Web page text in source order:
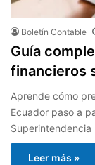
Boletín Contable
Guía
financieros
Aprende cómo
Ecuador paso a
Superintendencia
Leer más »